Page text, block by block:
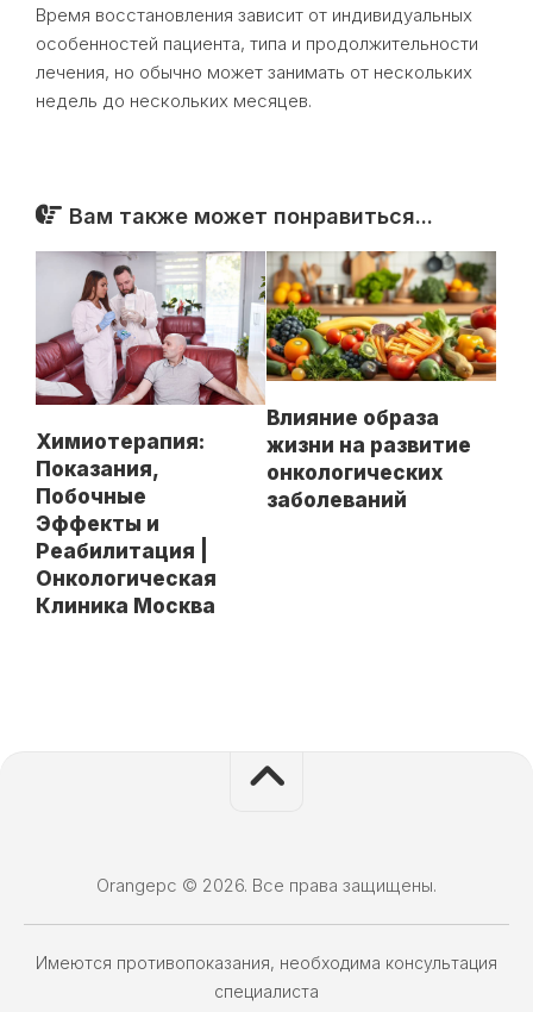
Время восстановления зависит от индивидуальных
особенностей пациента, типа и продолжительности
лечения, но обычно может занимать от нескольких
недель до нескольких месяцев.
Вам также может понравиться...
Химиотерапия:
Показания,
Побочные
Эффекты и
Реабилитация |
Онкологическая
Клиника Москва
Влияние образа
жизни на развитие
онкологических
заболеваний
Orangepc © 2026. Все права защищены.
Имеются противопоказания, необходима консультация
специалиста